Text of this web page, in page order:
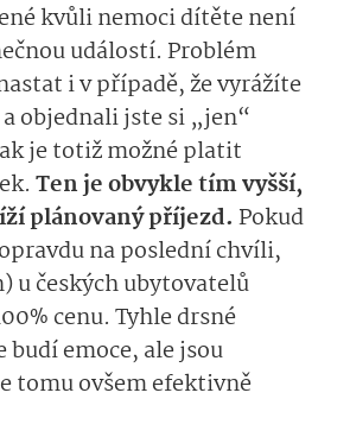
kvůli nemoci dítěte není
událostí. Problém
i v případě, že vyrážíte
objednali jste si „jen“
je totiž možné platit
Ten je obvykle tím vyšší,
plánovaný příjezd. Pokud
na poslední chvíli,
u českých ubytovatelů
cenu. Tyhle drsné
emoce, ale jsou
tomu ovšem efektivně